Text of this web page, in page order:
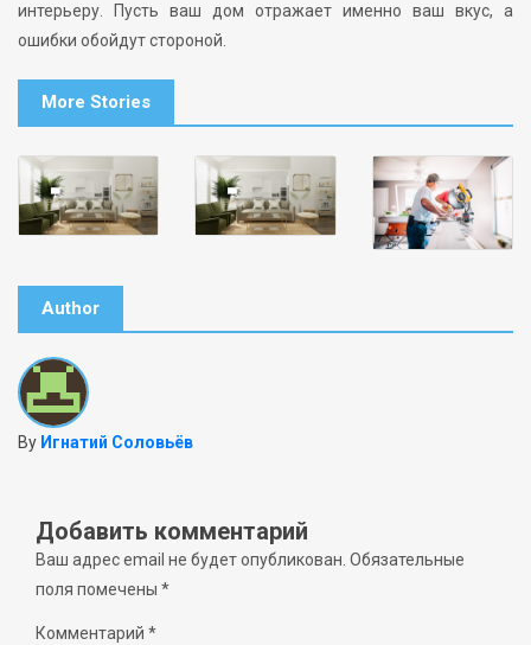
интерьеру. Пусть ваш дом отражает именно ваш вкус, а
ошибки обойдут стороной.
More Stories
Author
By Игнатий Соловьёв
Добавить комментарий
Ваш адрес email не будет опубликован. Обязательные
поля помечены *
Комментарий *